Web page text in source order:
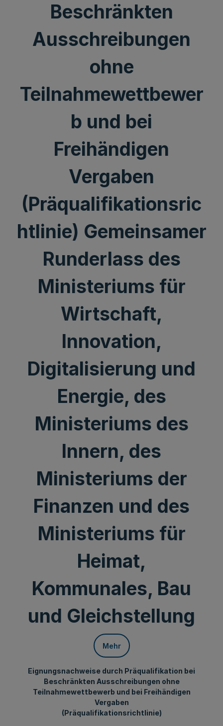
Beschränkten
Ausschreibungen
ohne
Teilnahmewettbewer
b und bei
Freihändigen
Vergaben
(Präqualifikationsric
htlinie) Gemeinsamer
Runderlass des
Ministeriums für
Wirtschaft,
Innovation,
Digitalisierung und
Energie, des
Ministeriums des
Innern, des
Ministeriums der
Finanzen und des
Ministeriums für
Heimat,
Kommunales, Bau
und Gleichstellung
Mehr
Eignungsnachweise durch Präqualifikation bei
Beschränkten Ausschreibungen ohne
Teilnahmewettbewerb und bei Freihändigen
Vergaben
(Präqualifikationsrichtlinie)